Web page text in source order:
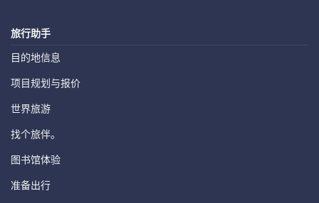
旅行助手
目的地信息
项目规划与报价
世界旅游
找个旅伴。
图书馆体验
准备出行